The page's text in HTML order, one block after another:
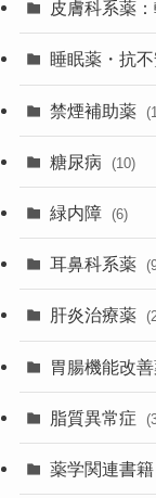
皮膚科系薬
睡眠薬・抗
禁煙補助薬
糖尿病 (10)
緑内障 (6)
耳鼻科系薬
肝炎治療薬
胃腸機能改
脂質異常症
薬学関連書籍